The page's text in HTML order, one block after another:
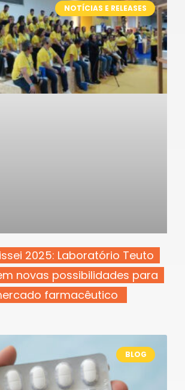
NOTÍCIAS E RELEASES
2025: Laboratório Teuto
novas possibilidades para
farmacêutico
BLOG